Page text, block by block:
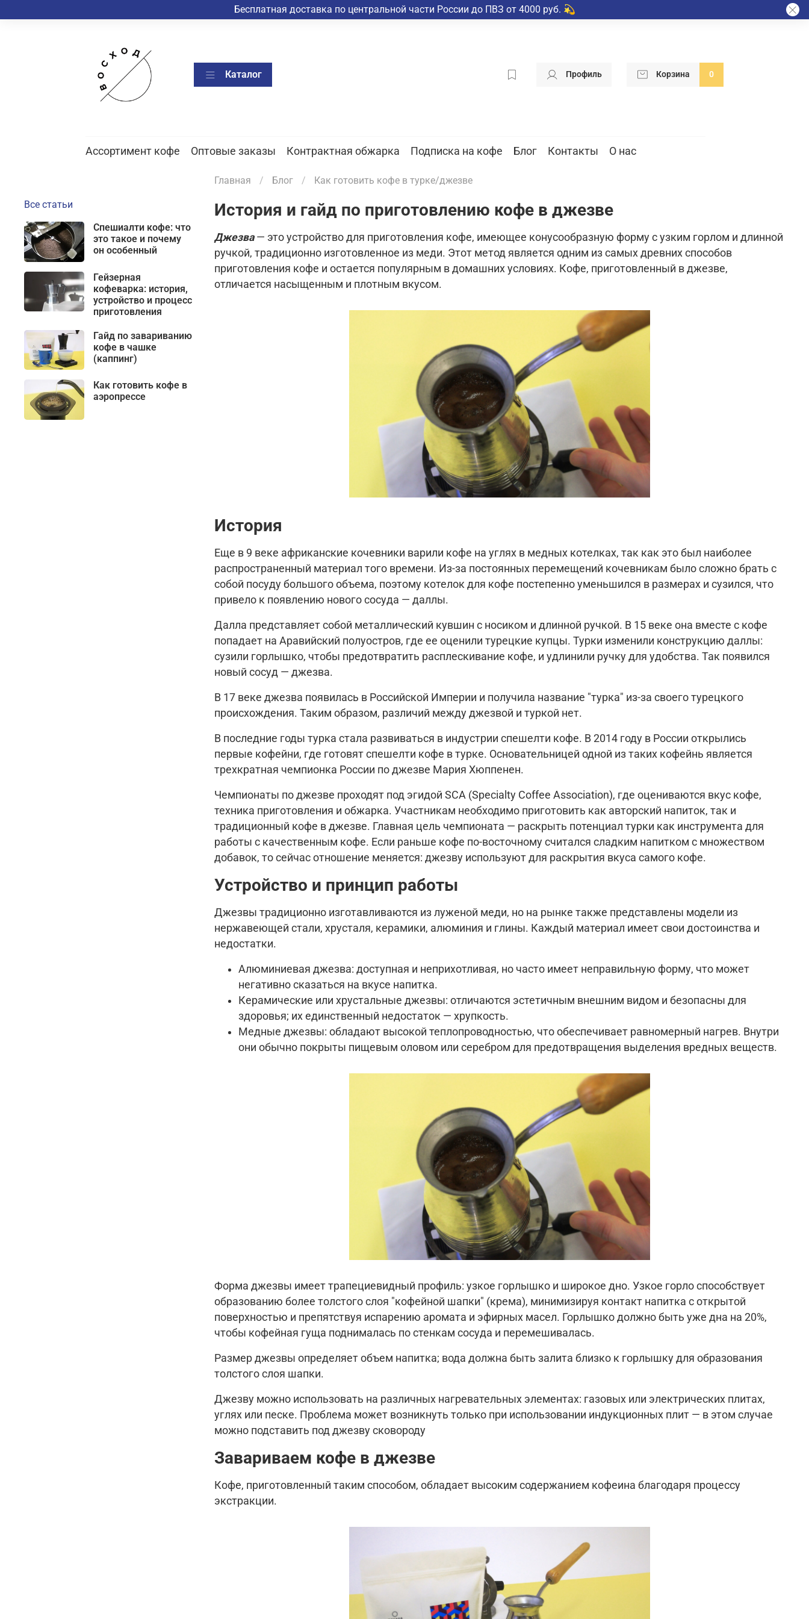
Бесплатная доставка по центральной части России до ПВЗ от 4000 руб. 💫
Каталог Профиль Корзина 0
Ассортимент кофе Оптовые заказы Контрактная обжарка Подписка на кофе Блог Контакты О нас
Главная Блог Как готовить кофе в турке/джезве
История и гайд по приготовлению кофе в джезве
Джезва— это устройство для приготовления кофе, имеющее конусообразную форму с узким горлом и длинной
ручкой, традиционно изготовленное из меди. Этот метод является одним из самых древних способов
приготовления кофе и остается популярным в домашних условиях. Кофе, приготовленный в джезве,
отличается насыщенным и плотным вкусом.
История
Еще в 9 веке африканские кочевники варили кофе на углях в медных котелках, так как это был наиболее
распространенный материал того времени. Из-за постоянных перемещений кочевникам было сложно брать с
собой посуду большого объема, поэтому котелок для кофе постепенно уменьшился в размерах и сузился, что
привело к появлению нового сосуда — даллы.
Далла представляет собой металлический кувшин с носиком и длинной ручкой. В 15 веке она вместе с кофе
попадает на Аравийский полуостров, где ее оценили турецкие купцы. Турки изменили конструкцию даллы:
сузили горлышко, чтобы предотвратить расплескивание кофе, и удлинили ручку для удобства. Так появился
новый сосуд — джезва.
В 17 веке джезва появилась в Российской Империи и получила название "турка" из-за своего турецкого
происхождения. Таким образом, различий между джезвой и туркой нет.
В последние годы турка стала развиваться в индустрии спешелти кофе. В 2014 году в России открылись
первые кофейни, где готовят спешелти кофе в турке. Основательницей одной из таких кофейнь является
трехкратная чемпионка России по джезве Мария Хюппенен.
Чемпионаты по джезве проходят под эгидой SCA (Specialty Coffee Association), где оцениваются вкус кофе,
техника приготовления и обжарка. Участникам необходимо приготовить как авторский напиток, так и
традиционный кофе в джезве. Главная цель чемпионата — раскрыть потенциал турки как инструмента для
работы с качественным кофе. Если раньше кофе по-восточному считался сладким напитком с множеством
добавок, то сейчас отношение меняется: джезву используют для раскрытия вкуса самого кофе.
Устройство и принцип работы
Джезвы традиционно изготавливаются из луженой меди, но на рынке также представлены модели из
нержавеющей стали, хрусталя, керамики, алюминия и глины. Каждый материал имеет свои достоинства и
недостатки.
Алюминиевая джезва: доступная и неприхотливая, но часто имеет неправильную форму, что может
негативно сказаться на вкусе напитка.
Керамические или хрустальные джезвы: отличаются эстетичным внешним видом и безопасны для
здоровья; их единственный недостаток — хрупкость.
Медные джезвы: обладают высокой теплопроводностью, что обеспечивает равномерный нагрев. Внутри
они обычно покрыты пищевым оловом или серебром для предотвращения выделения вредных веществ.
Форма джезвы имеет трапециевидный профиль: узкое горлышко и широкое дно. Узкое горло способствует
образованию более толстого слоя "кофейной шапки" (крема), минимизируя контакт напитка с открытой
поверхностью и препятствуя испарению аромата и эфирных масел. Горлышко должно быть уже дна на 20%,
чтобы кофейная гуща поднималась по стенкам сосуда и перемешивалась.
Размер джезвы определяет объем напитка; вода должна быть залита близко к горлышку для образования
толстого слоя шапки.
Джезву можно использовать на различных нагревательных элементах: газовых или электрических плитах,
углях или песке. Проблема может возникнуть только при использовании индукционных плит — в этом случае
можно подставить под джезву сковороду
Завариваем кофе в джезве
Кофе, приготовленный таким способом, обладает высоким содержанием кофеина благодаря процессу
экстракции.
Все статьи
Спешиалти кофе: что
это такое и почему
он особенный
Гейзерная
кофеварка: история,
устройство и процесс
приготовления
Гайд по завариванию
кофе в чашке
(каппинг)
Как готовить кофе в
аэропрессе